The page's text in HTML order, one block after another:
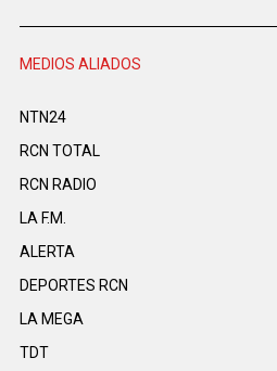
MEDIOS ALIADOS
NTN24
RCN TOTAL
RCN RADIO
LA F.M.
ALERTA
DEPORTES RCN
LA MEGA
TDT